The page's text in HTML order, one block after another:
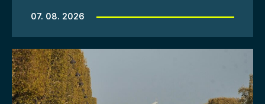
07. 08. 2026